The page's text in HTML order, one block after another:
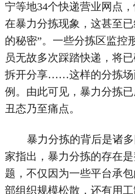
宁等地34个快递营业网点
在暴力分拣现象，这甚至
的秘密”。一些分拣区监控
员无故多次踩踏快递，将
拆开分享……这样的分拣场
例。由此可见，暴力分拣
丑态乃至痛点。
暴力分拣的背后是诸
家指出，暴力分拣的存在
题，不仅因为一些平台承
部组织规模松散，还有用工